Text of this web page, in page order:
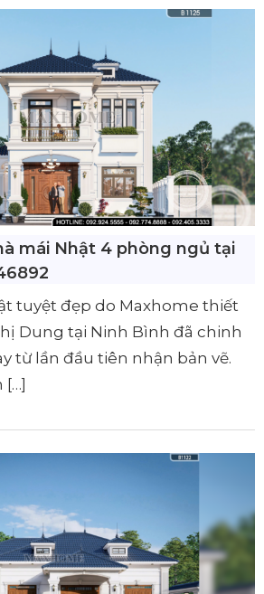
mái Nhật 4 phòng ngủ tại
tuyệt đẹp do Maxhome thiết
Dung tại Ninh Bình đã chinh
từ lần đầu tiên nhận bản vẽ.
[…]